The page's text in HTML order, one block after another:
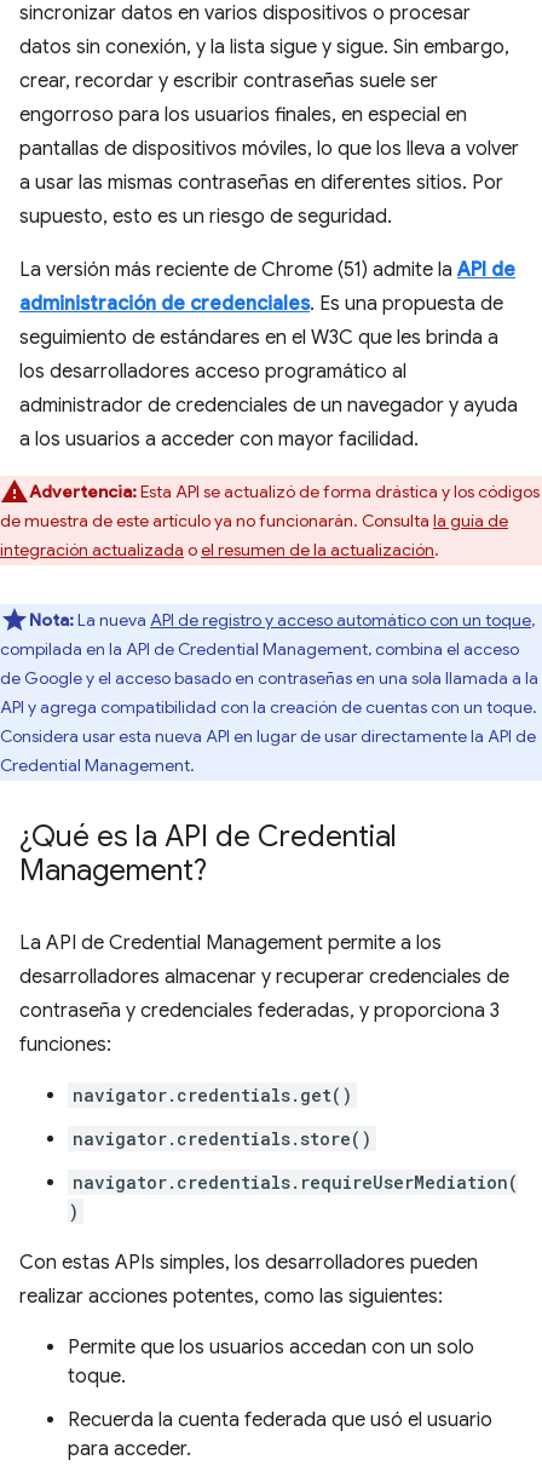
sincronizar datos en varios dispositivos o procesar
datos sin conexión, y la lista sigue y sigue. Sin embargo,
crear, recordar y escribir contraseñas suele ser
engorroso para los usuarios finales, en especial en
pantallas de dispositivos móviles, lo que los lleva a volver
a usar las mismas contraseñas en diferentes sitios. Por
supuesto, esto es un riesgo de seguridad.
La versión más reciente de Chrome (51) admite laAPI de
administración de credenciales. Es una propuesta de
seguimiento de estándares en el W3C que les brinda a
los desarrolladores acceso programático al
administrador de credenciales de un navegador y ayuda
a los usuarios a acceder con mayor facilidad.
Advertencia:Esta API se actualizó de forma drástica y los códigos
de muestra de este artículo ya no funcionarán. Consulta la guía de
integración actualizada oel resumen de la actualización.
Nota:La nueva API de registro y acceso automático con un toque,
compilada en la API de Credential Management, combina el acceso
de Google y el acceso basado en contraseñas en una sola llamada a la
API y agrega compatibilidad con la creación de cuentas con un toque.
Considera usar esta nueva API en lugar de usar directamente la API de
Credential Management.
¿Qué es la API de Credential
Management?
La API de Credential Management permite a los
desarrolladores almacenar y recuperar credenciales de
contraseña y credenciales federadas, y proporciona 3
funciones:
navigator.credentials.get()
navigator.credentials.store()
navigator.credentials.requireUserMediation(
)
Con estas APIs simples, los desarrolladores pueden
realizar acciones potentes, como las siguientes:
Permite que los usuarios accedan con un solo
toque.
Recuerda la cuenta federada que usó el usuario
para acceder.